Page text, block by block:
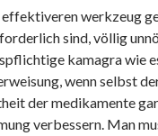
effektiveren werkzeug
sind, völlig
kamagra wie
wenn selbst
der medikamente
verbessern. Man